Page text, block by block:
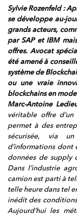
Sylvie Rozenfeld :
se développe au-
grands acteurs,
par SAP et IBM
offres. Avocat
été amené à
système de
ou une vraie
blockchains en
Marc-Antoine
véritable offre
permet à des
sécurisée, via
d’informations dont
données de supply
Dans l’industrie
camion est parti à
telle heure dans tel
inédit des
Aujourd’hui les